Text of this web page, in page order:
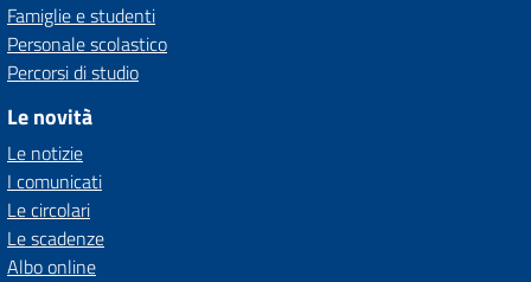
Famiglie e studenti
Personale scolastico
Percorsi di studio
Le novità
Le notizie
I comunicati
Le circolari
Le scadenze
Albo online